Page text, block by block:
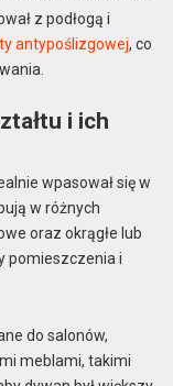
z podłogą i
antypoślizgowej, co
i ich
wpasował się w
w różnych
oraz okrągłe lub
pomieszczenia i
do salonów,
meblami, takimi